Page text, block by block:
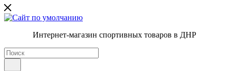
Интернет-магазин спортивных товаров в ДНР